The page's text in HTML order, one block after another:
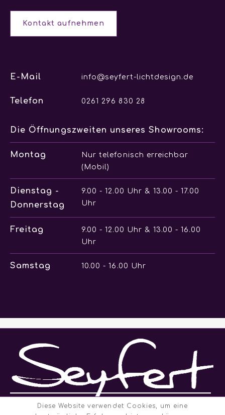
Kontakt aufnehmen
E-Mail info@seyfert-lichtdesign.de
Telefon 0261 296 830 28
Die Öffnungszweiten unseres Showrooms:
Montag
Nur telefonisch erreichbar
( Mobil)
Dienstag -
Donnerstag
9.00 - 12.00 Uhr & 13.00 - 17.00
Uhr
Freitag
9.00 - 12.00 Uhr & 13.00 - 16.00
Uhr
Samstag 10.00 - 16.00 Uhr
Diese Website verwendet Cookies, um eine